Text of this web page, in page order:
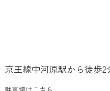
京王線中河原駅から徒歩2